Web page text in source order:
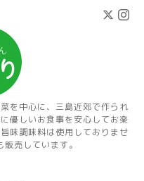
を中心に、三島近郊で作られ
優しいお食事を安心してお楽
味調味料は使用しておりませ
売しています。